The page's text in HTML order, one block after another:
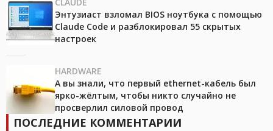
Энтузиаст взломал BIOS ноутбука с помощью
Claude Code и разблокировал 55 скрытых
настроек
HARDWARE
А вы знали, что первый ethernet-кабель был
ярко-жёлтым, чтобы никто случайно не
просверлил силовой провод
ПОСЛЕДНИЕ КОММЕНТАРИИ